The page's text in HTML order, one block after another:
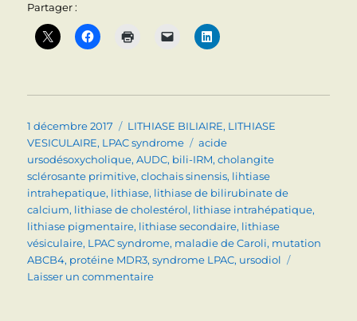
Partager :
Publié
le
1 décembre 2017 Catégories
LITHIASE BILIAIRE, LITHIASE
VESICULAIRE, LPAC syndrome Étiquettes
acide
ursodésoxycholique,AUDC, bili-IRM,cholangite
sclérosante primitive,clochais sinensis, lihtiase
intrahepatique, lithiase, lithiase de bilirubinate de
calcium, lithiase de cholestérol, lithiase intrahépatique,
lithiase pigmentaire, lithiase secondaire, lithiase
vésiculaire, LPAC syndrome, maladie de Caroli, mutation
ABCB4, protéine MDR3,syndrome LPAC, ursodiol
Laisser un commentairesur